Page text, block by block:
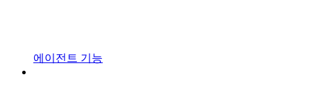
에이전트 기능